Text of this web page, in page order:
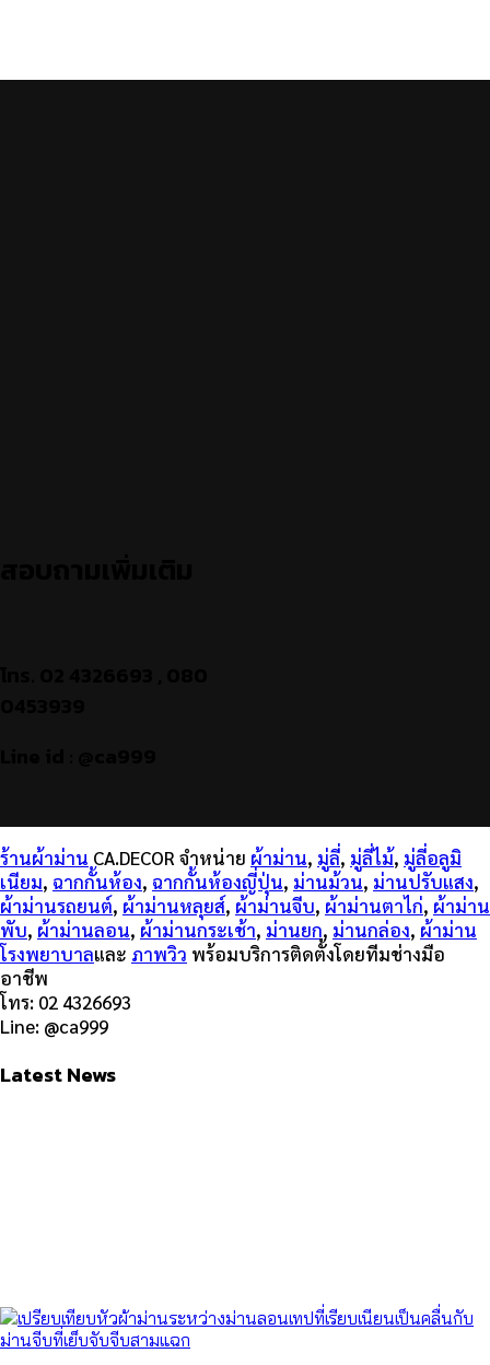
ร้านผ้าม่าน CA.DECOR จำหน่าย ผ้าม่าน, มู่ลี่, มู่ลี่ไม้, มู่ลี่อลูมิ
เนียม, ฉากกั้นห้อง, ฉากกั้นห้องญี่ปุ่น, ม่านม้วน, ม่านปรับแสง,
ผ้าม่านรถยนต์, ผ้าม่านหลุยส์, ผ้าม่านจีบ, ผ้าม่านตาไก่, ผ้าม่าน
พับ, ผ้าม่านลอน, ผ้าม่านกระเช้า, ม่านยก, ม่านกล่อง, ผ้าม่าน
โรงพยาบาลและ ภาพวิว พร้อมบริการติดตั้งโดยทีมช่างมือ
อาชีพ
โทร: 02 4326693
Line: @ca999
Latest News